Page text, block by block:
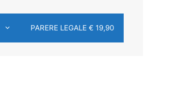
PARERE LEGALE € 19,90